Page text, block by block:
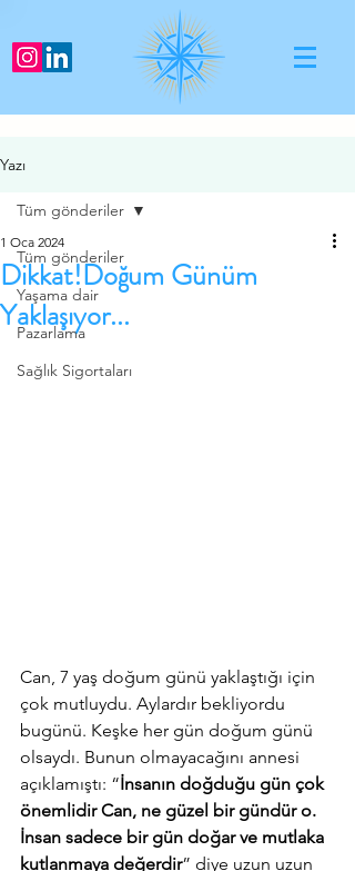
Yazı
Tüm gönderiler
Yaşama dair
Pazarlama
Sağlık Sigortaları
Tüm gönderiler
Dikkat!Doğum Günüm
Yaklaşıyor...
1 Oca 2024
Can, 7 yaş doğum günü yaklaştığı için
çok mutluydu. Aylardır bekliyordu
bugünü. Keşke her gün doğum günü
olsaydı. Bunun olmayacağını annesi
açıklamıştı: “İnsanın doğduğu gün çok
önemlidir Can, ne güzel bir gündür o.
İnsan sadece bir gün doğar ve mutlaka
kutlanmaya değerdir” diye uzun uzun